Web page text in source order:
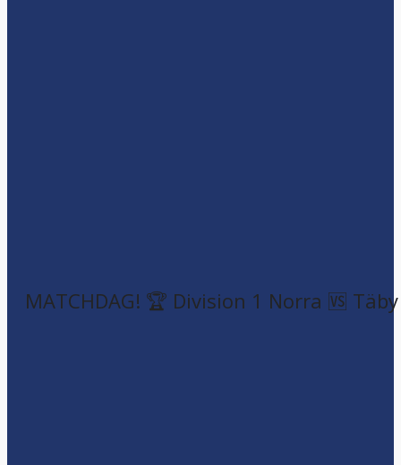
MATCHDAG! 🏆 Division 1 Norra 🆚